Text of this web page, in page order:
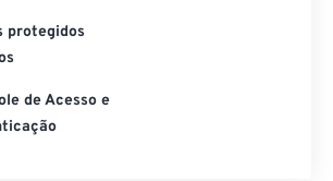
protegidos
de Acesso e